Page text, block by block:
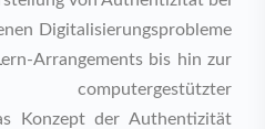
Digitalisierungsprobleme
Arrangements bis hin zur
Konzept der Authentizität